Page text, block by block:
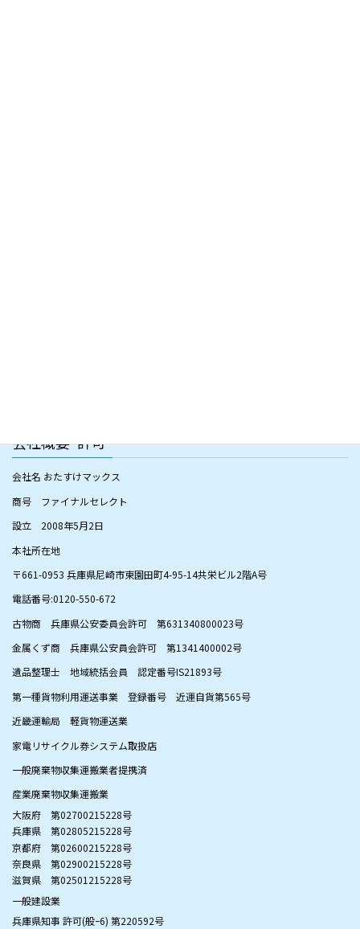
会社概要･許可
会社名 おたすけマックス
商号 ファイナルセレクト
設立 2008年5月2日
本社所在地
〒661-0953 兵庫県尼崎市東園田町4-95-14共栄ビル2階A号
電話番号:0120-550-672
古物商 兵庫県公安委員会許可 第631340800023号
金属くず商 兵庫県公安員会許可 第1341400002号
遺品整理士 地域統括会員 認定番号IS21893号
第一種貨物利用運送事業 登録番号 近運自貨第565号
近畿運輸局 軽貨物運送業
家電リサイクル券システム取扱店
一般廃棄物収集運搬業者提携済
産業廃棄物収集運搬業
大阪府 第02700215228号
兵庫県 第02805215228号
京都府 第02600215228号
​奈良県 第02900215228号
​滋賀県 第02501215228号
一般建設業
兵庫県知事 許可(般ｰ6) 第220592号